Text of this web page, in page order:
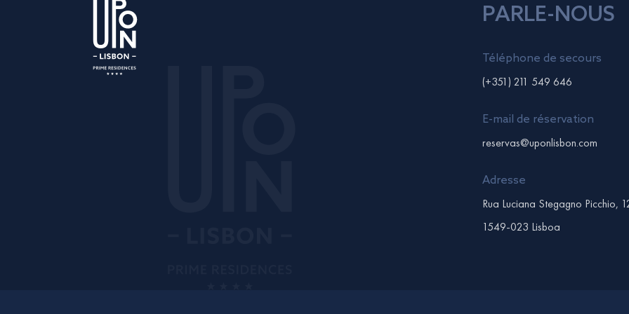
PARLE-NOUS
Téléphone de secours
(+351) 211 549 646
E-mail de réservation
reservas@uponlisbon.com
Adresse
Rua Luciana Stegagno Picchio,
1549-023 Lisboa